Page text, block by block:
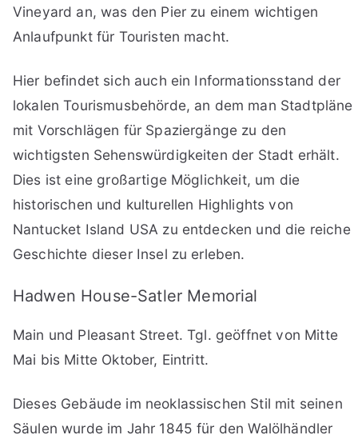
Vineyard an, was den Pier zu einem wichtigen
Anlaufpunkt für Touristen macht.
Hier befindet sich auch ein Informationsstand der
lokalen Tourismusbehörde, an dem man Stadtpläne
mit Vorschlägen für Spaziergänge zu den
wichtigsten Sehenswürdigkeiten der Stadt erhält.
Dies ist eine großartige Möglichkeit, um die
historischen und kulturellen Highlights von
Nantucket Island USA zu entdecken und die reiche
Geschichte dieser Insel zu erleben.
Hadwen House-Satler Memorial
Main und Pleasant Street. Tgl. geöffnet von Mitte
Mai bis Mitte Oktober, Eintritt.
Dieses Gebäude im neoklassischen Stil mit seinen
Säulen wurde im Jahr 1845 für den Walölhändler